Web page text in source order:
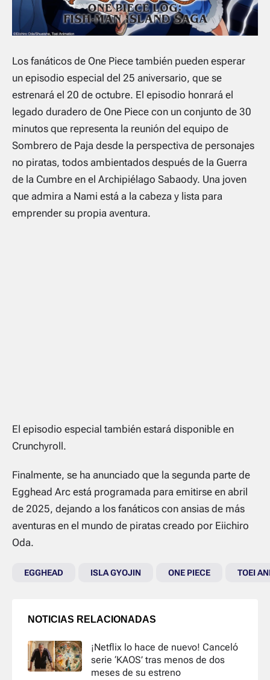
Los fanáticos de One Piece también pueden esperar
un episodio especial del 25 aniversario, que se
estrenará el 20 de octubre. El episodio honrará el
legado duradero de One Piece con un conjunto de 30
minutos que representa la reunión del equipo de
Sombrero de Paja desde la perspectiva de personajes
no piratas, todos ambientados después de la Guerra
de la Cumbre en el Archipiélago Sabaody. Una joven
que admira a Nami está a la cabeza y lista para
emprender su propia aventura.
El episodio especial también estará disponible en
Crunchyroll.
Finalmente, se ha anunciado que la segunda parte de
Egghead Arc está programada para emitirse en abril
de 2025, dejando a los fanáticos con ansias de más
aventuras en el mundo de piratas creado por Eiichiro
Oda.
EGGHEAD ISLA GYOJIN ONE PIECE TOEI
NOTICIAS RELACIONADAS
¡Netflix lo hace de nuevo! Canceló
serie ‘KAOS’ tras menos de dos
meses de su estreno